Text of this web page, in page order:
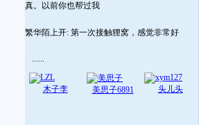
真。以前你也帮过我
繁华陌上开: 第一次接触狸窝，感觉非常好
......
木子李 美思子6891 头儿头